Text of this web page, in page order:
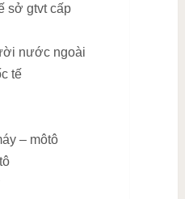
sở gtvt cấp
nước ngoài
tế
– môtô